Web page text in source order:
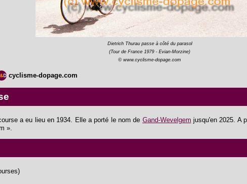
Dietrich Thurau passe à côté du parasol
(Tour de France 1979 - Evian-Morzine)
© www.cyclisme-dopage.com
cyclisme-dopage.com
a eu lieu en 1934. Elle a porté le nom de Gand-Wevelgem jusqu'en 2025. A
».